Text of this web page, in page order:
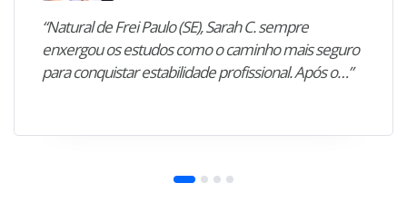
“Natural de Frei Paulo (SE), Sarah C. sempre
enxergou os estudos como o caminho mais seguro
para conquistar estabilidade profissional. Após o…”